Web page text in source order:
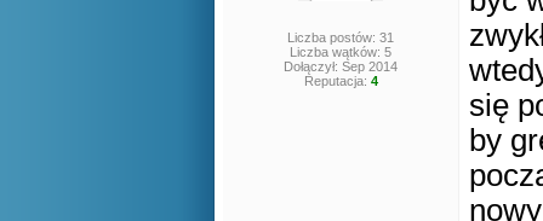
Liczba postów: 31
Liczba wątków: 5
Dołączył: Sep 2014
Reputacja: 4
się
by